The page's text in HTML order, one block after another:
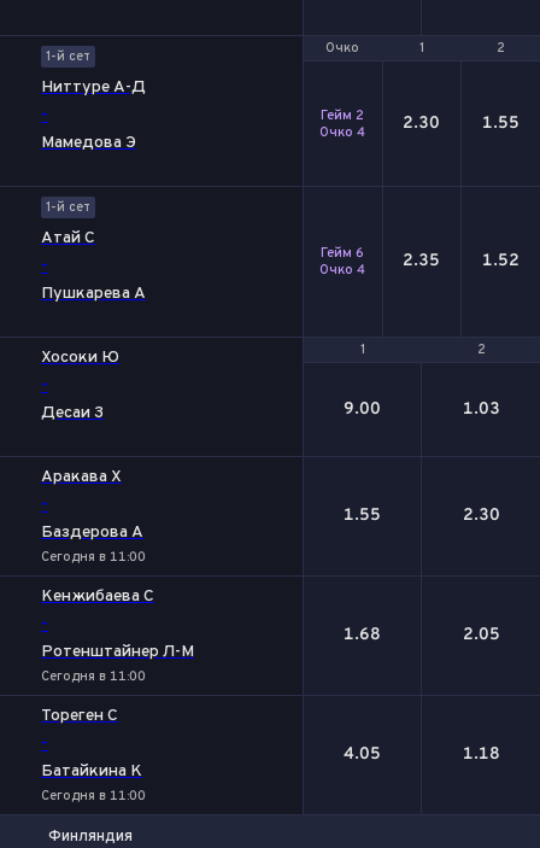
Очко 1 2
1-й сет
Ниттуре А-Д
-
Мамедова Э
Очко 1 2
Гейм 2
Очко 4
2.30 1.55
1-й сет
Атай С
-
Пушкарева А
Гейм 6
Очко 4
2.35 1.52
1 2
Хосоки Ю
-
Десаи З
1 2
9.00 1.03
Аракава Х
-
Баздерова А
Сегодня в 11:00
1.55 2.30
Кенжибаева С
-
Ротенштайнер Л-М
Сегодня в 11:00
1.68 2.05
Тореген С
-
Батайкина К
Сегодня в 11:00
4.05 1.18
Финляндия